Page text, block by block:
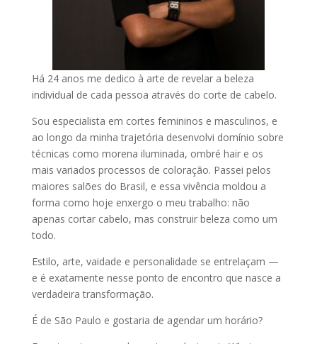
Há 24 anos me dedico à arte de revelar a beleza
individual de cada pessoa através do corte de cabelo.
Sou especialista em cortes femininos e masculinos, e
ao longo da minha trajetória desenvolvi domínio sobre
técnicas como morena iluminada, ombré hair e os
mais variados processos de coloração. Passei pelos
maiores salões do Brasil, e essa vivência moldou a
forma como hoje enxergo o meu trabalho: não
apenas cortar cabelo, mas construir beleza como um
todo.
Estilo, arte, vaidade e personalidade se entrelaçam —
e é exatamente nesse ponto de encontro que nasce a
verdadeira transformação.
É de São Paulo e gostaria de agendar um horário?